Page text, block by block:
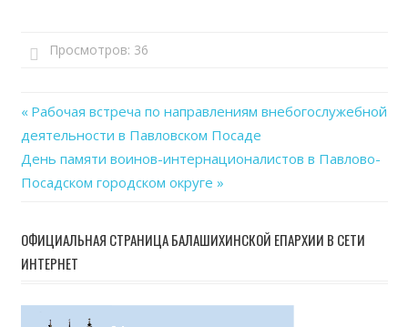
Просмотров: 36
Навигация
по
Previous
Post:
Рабочая встреча по направлениям внебогослужебной
деятельности в Павловском Посаде
Next
Post:
День памяти воинов-интернационалистов в Павлово-
Посадском городском округе
ОФИЦИАЛЬНАЯ СТРАНИЦА БАЛАШИХИНСКОЙ ЕПАРХИИ В СЕТИ
ИНТЕРНЕТ